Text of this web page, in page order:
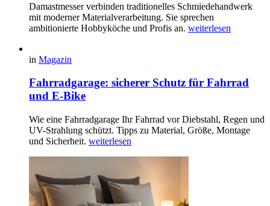
Damastmesser verbinden traditionelles Schmiedehandwerk
mit moderner Materialverarbeitung. Sie sprechen
ambitionierte Hobbyköche und Profis an. weiterlesen
in Magazin
Fahrradgarage: sicherer Schutz für Fahrrad
und E-Bike
Wie eine Fahrradgarage Ihr Fahrrad vor Diebstahl, Regen und
UV-Strahlung schützt. Tipps zu Material, Größe, Montage
und Sicherheit. weiterlesen